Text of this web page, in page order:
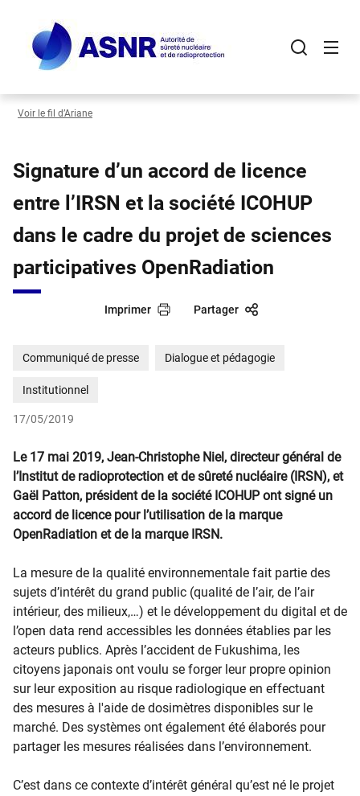
contenu
principal
Voir le fil d’Ariane
Signature d’un accord de licence
entre l’IRSN et la société ICOHUP
dans le cadre du projet de sciences
participatives OpenRadiation
Imprimer Partager
Communiqué de presse Dialogue et pédagogie
Institutionnel
17/05/2019
Le 17 mai 2019, Jean-Christophe Niel, directeur général de
l’Institut de radioprotection et de sûreté nucléaire (IRSN), et
Gaël Patton, président de la société ICOHUP ont signé un
accord de licence pour l’utilisation de la marque
OpenRadiation et de la marque IRSN.
La mesure de la qualité environnementale fait partie des
sujets d’intérêt du grand public (qualité de l’air, de l’air
intérieur, des milieux,…) et le développement du digital et de
l’open data rend accessibles les données établies par les
acteurs publics. Après l’accident de Fukushima, les
citoyens japonais ont voulu se forger leur propre opinion
sur leur exposition au risque radiologique en effectuant
des mesures à l'aide de dosimètres disponibles sur le
marché. Des systèmes ont également été élaborés pour
partager les mesures réalisées dans l’environnement.
C’est dans ce contexte d’intérêt général qu’est né le projet